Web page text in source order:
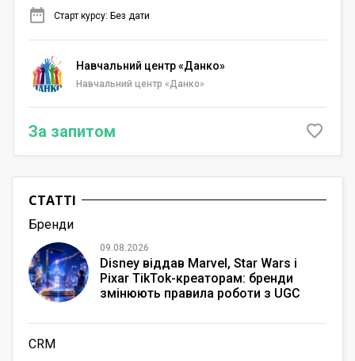
Старт курсу: Без дати
Навчальний центр «Данко»
Навчальний центр «Данко»
За запитом
СТАТТІ
Бренди
09.08.2026
Disney віддав Marvel, Star Wars і
Pixar TikTok-креаторам: бренди
змінюють правила роботи з UGC
CRM